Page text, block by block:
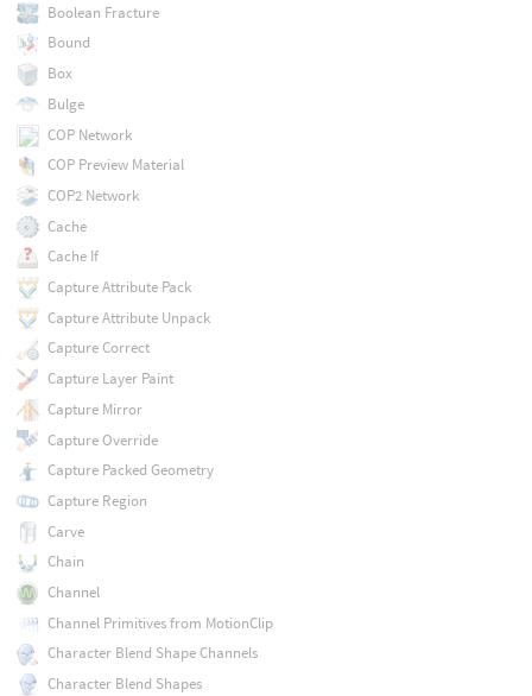
Boolean Fracture
Bound
Box
Bulge
COP Network
COP Preview Material
COP2 Network
Cache
Cache If
Capture Attribute Pack
Capture Attribute Unpack
Capture Correct
Capture Layer Paint
Capture Mirror
Capture Override
Capture Packed Geometry
Capture Region
Carve
Chain
Channel
Channel Primitives from MotionClip
Character Blend Shape Channels
Character Blend Shapes